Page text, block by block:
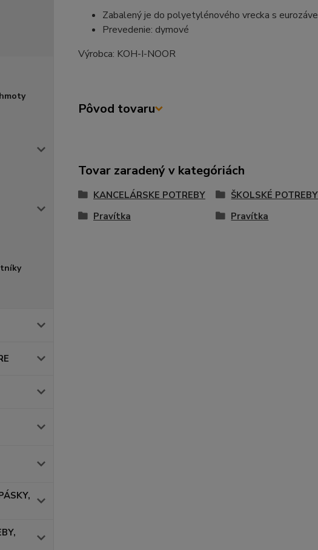
Zabalený je do polyetylénového vrecka s
Prevedenie: dymové
Výrobca: KOH-I-NOOR
Pôvod tovaru
Tovar zaradený v kategóriách
KANCELÁRSKE POTREBY ŠKOLSKÉ POTREBY
Pravítka
Pravítka